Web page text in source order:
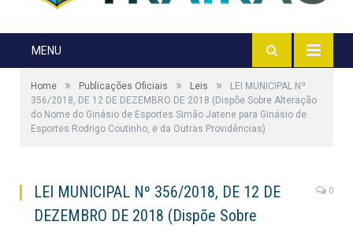
MENU
Home » Publicações Oficiais » Leis »
LEI MUNICIPAL Nº
356/2018, DE 12 DE DEZEMBRO DE 2018 (Dispõe Sobre Alteração
do Nome do Ginásio de Esportes Simão Jatene para Ginásio de
Esportes Rodrigo Coutinho, e da Outras Providências)
LEI MUNICIPAL Nº 356/2018, DE 12 DE
DEZEMBRO DE 2018 (Dispõe Sobre
0